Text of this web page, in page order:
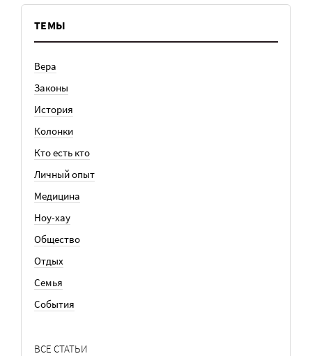
ТЕМЫ
Вера
Законы
История
Колонки
Кто есть кто
Личный опыт
Медицина
Ноу-хау
Общество
Отдых
Семья
События
ВСЕ СТАТЬИ